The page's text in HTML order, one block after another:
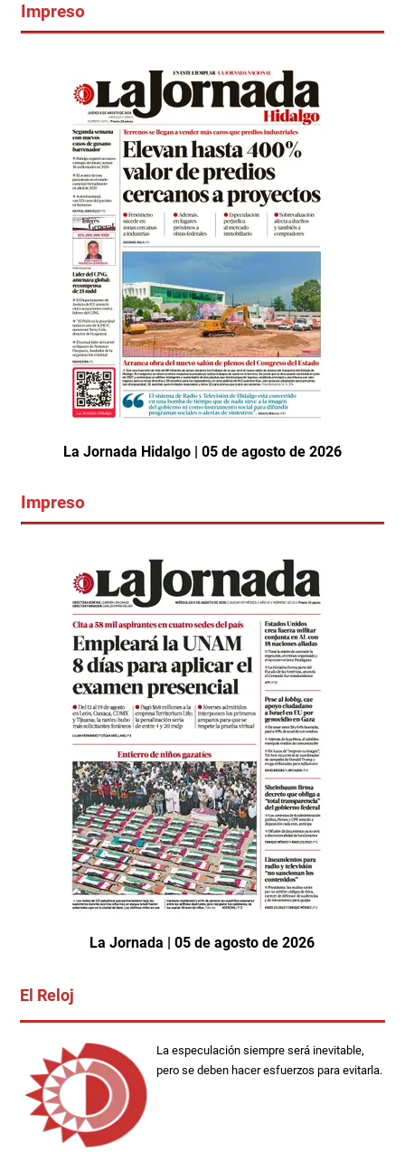
Impreso
La Jornada Hidalgo | 05 de agosto de 2026
Impreso
La Jornada | 05 de agosto de 2026
El Reloj
La especulación siempre será inevitable,
pero se deben hacer esfuerzos para evitarla.